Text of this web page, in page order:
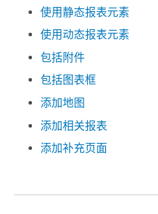
使用静态报表元素
使用动态报表元素
包括附件
包括图表框
添加地图
添加相关报表
添加补充页面